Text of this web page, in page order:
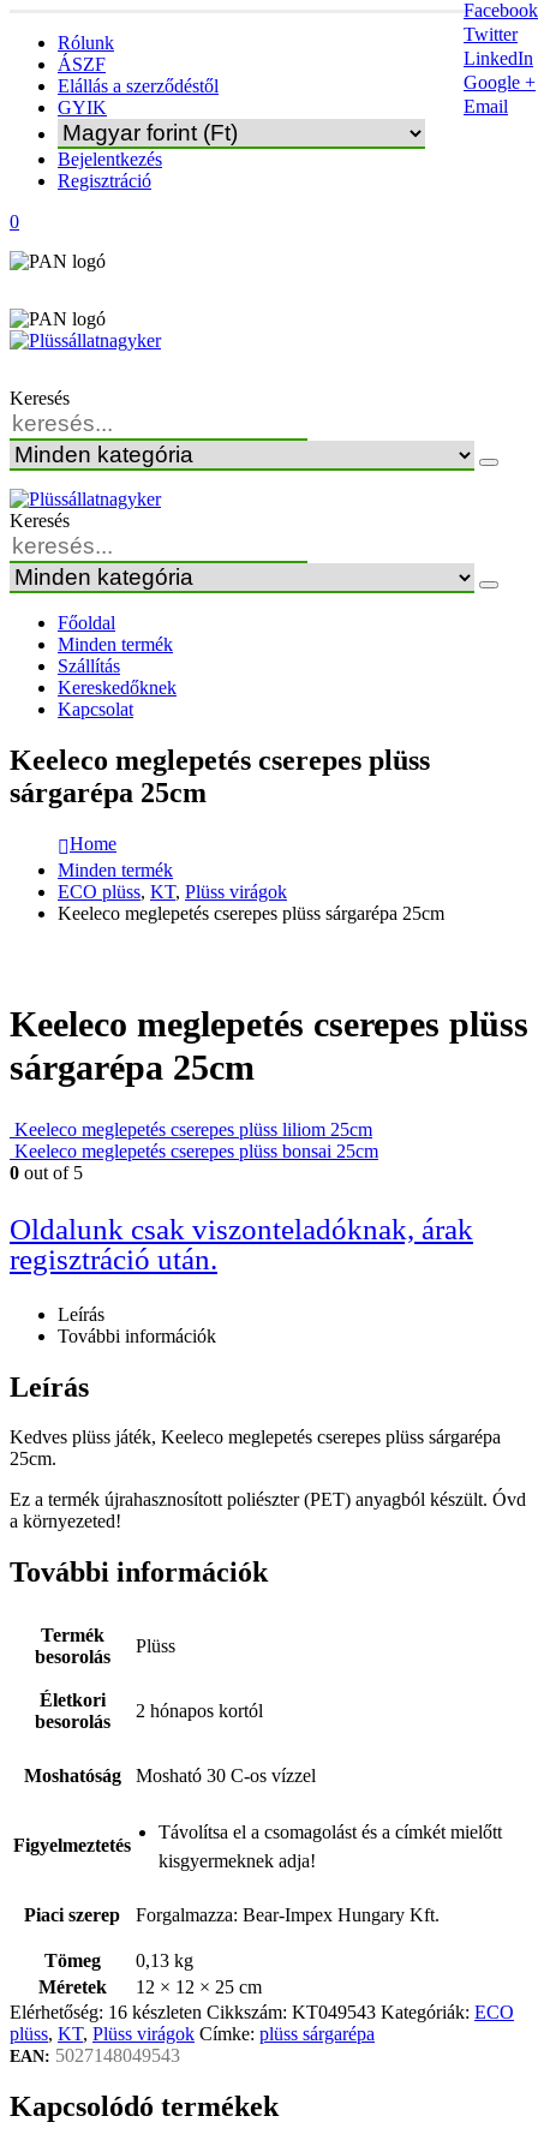
Rólunk
ÁSZF
Elállás a szerződéstől
GYIK
Bejelentkezés
Regisztráció
0
Keresés
Keresés
Főoldal
Minden termék
Szállítás
Kereskedőknek
Kapcsolat
Keeleco meglepetés cserepes plüss
sárgarépa 25cm
Home
Minden termék
ECO plüss, KT, Plüss virágok
Keeleco meglepetés cserepes plüss sárgarépa 25cm
Keeleco meglepetés cserepes plüss
sárgarépa 25cm
Keeleco meglepetés cserepes plüss liliom 25cm
Keeleco meglepetés cserepes plüss bonsai 25cm
0 out of 5
Oldalunk csak viszonteladóknak, árak
regisztráció után.
Leírás
További információk
Leírás
Kedves plüss játék, Keeleco meglepetés cserepes plüss sárgarépa
25cm.
Ez a termék újrahasznosított poliészter (PET) anyagból készült. Óvd
a környezeted!
További információk
Termék
besorolás
Plüss
Életkori
besorolás
2 hónapos kortól
Moshatóság Mosható 30 C-os vízzel
Figyelmeztetés
Távolítsa el a csomagolást és a címkét mielőtt
kisgyermeknek adja!
Piaci szerep Forgalmazza: Bear-Impex Hungary Kft.
Tömeg
0,13 kg
Méretek
12 × 12 × 25 cm
Elérhetőség: 16 készleten Cikkszám: KT049543 Kategóriák: ECO
plüss, KT, Plüss virágok Címke: plüss sárgarépa
EAN: 5027148049543
Facebook
Twitter
LinkedIn
Google +
Email
Kapcsolódó termékek